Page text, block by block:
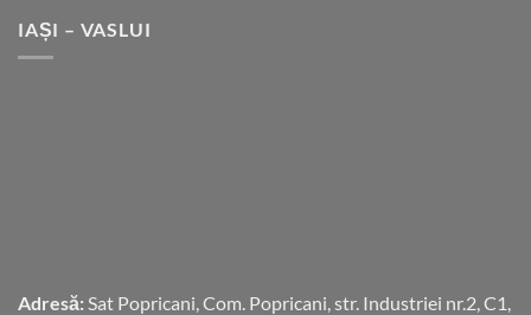
IAȘI – VASLUI
Adresă: Sat Popricani, Com. Popricani, str. Industriei nr.2, C1,